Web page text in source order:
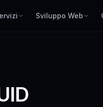
Sviluppo Web